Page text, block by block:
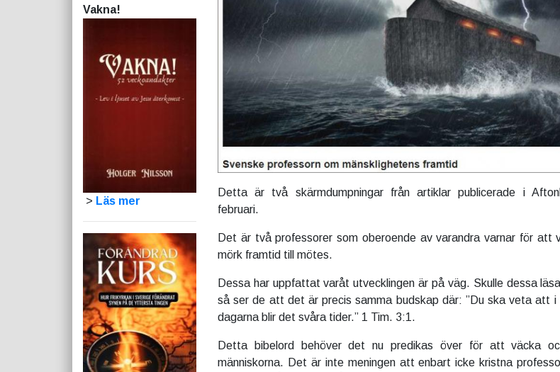
Vakna!
> Läs mer
Detta är två skärmdumpningar från artiklar publicerade i
februari.
Det är två professorer som oberoende av varandra varnar för att
mörk framtid till mötes.
Dessa har uppfattat varåt utvecklingen är på väg. Skulle dessa
så ser de att det är precis samma budskap där: ”Du ska veta att i
dagarna blir det svåra tider.” 1 Tim. 3:1.
Detta bibelord behöver det nu predikas över för att väcka
människorna. Det är inte meningen att enbart icke kristna